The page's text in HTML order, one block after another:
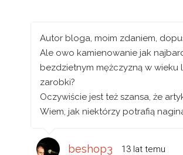
Autor bloga, moim zdaniem,
Ale owo kamienowanie jak
bezdzietnym mężczyzną w wieku
zarobki?
Oczywiście jest też szansa, że
Wiem, jak niektórzy potrafią
beshop3 13 lat temu